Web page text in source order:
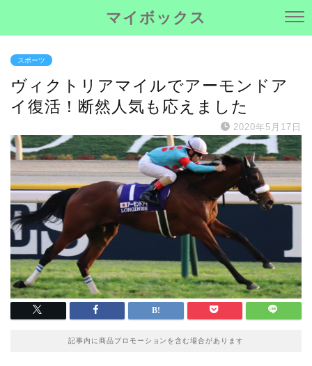
マイボックス
スポーツ
ヴィクトリアマイルでアーモンドア
イ復活！断然人気も応えました
2020年5月17日
記事内に商品プロモーションを含む場合があります